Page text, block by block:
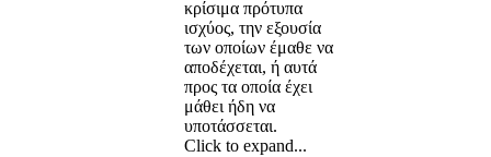
κρίσιμα πρότυπα
ισχύος, την εξουσία
των οποίων έμαθε να
αποδέχεται, ή αυτά
προς τα οποία έχει
μάθει ήδη να
υποτάσσεται.
Click to expand...